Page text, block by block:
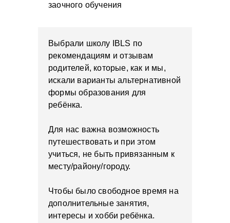
заочного обучения
Выбрали школу IBLS по
рекомендациям и отзывам
родителей, которые, как и мы,
искали варианты альтернативной
формы образования для
ребёнка.
Для нас важна возможность
путешествовать и при этом
учиться, не быть привязанным к
месту/району/городу.
Чтобы было свободное время на
дополнительные занятия,
интересы и хобби ребёнка.